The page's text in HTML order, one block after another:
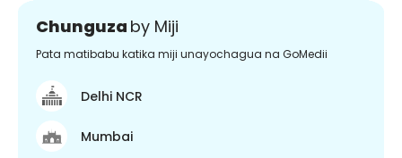
Chunguza by Miji
Pata matibabu katika miji unayochagua na GoMedii
Delhi NCR
Mumbai